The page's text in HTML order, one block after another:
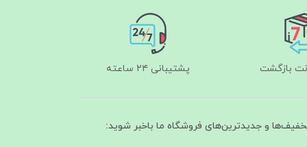
پشتیبانی ۲۴ ساعته
و جدیدترین‌های فروشگاه ما باخبر شوید: